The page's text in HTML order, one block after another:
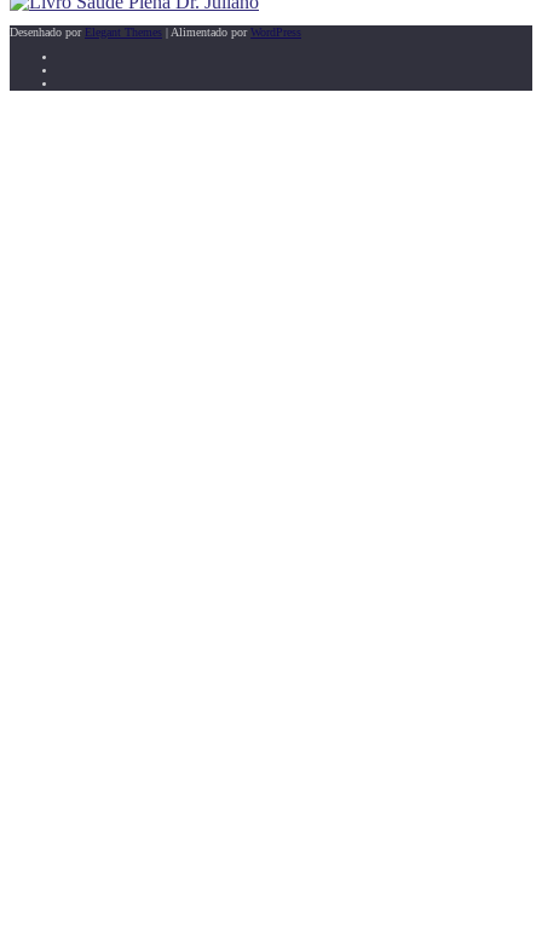
Desenhado por Elegant Themes | Alimentado porWordPress